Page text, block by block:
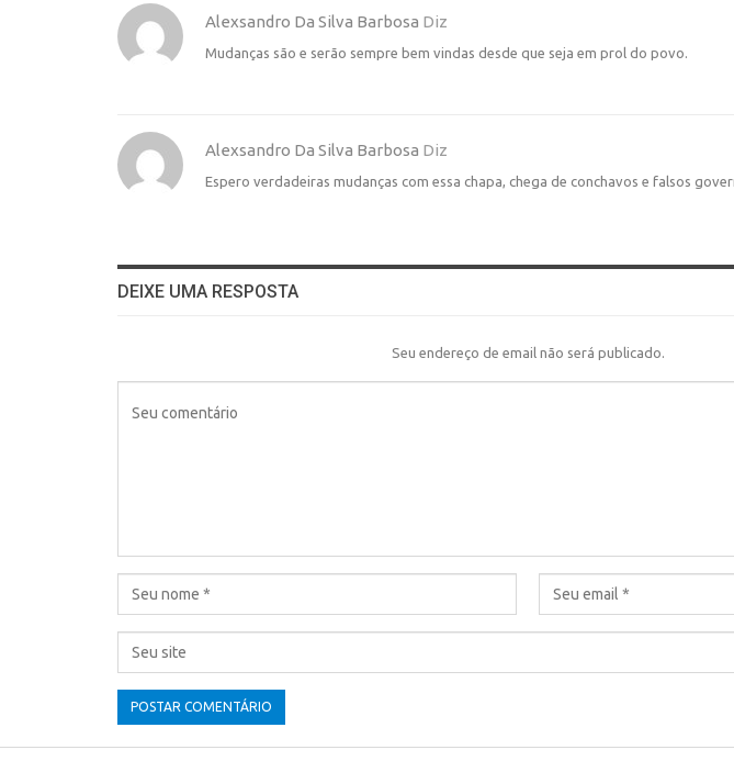
Alexsandro Da Silva Barbosa Diz
Mudanças são e serão sempre bem vindas desde que seja em prol do povo.
Alexsandro Da Silva Barbosa Diz
Espero verdadeiras mudanças com essa chapa, chega de conchavos e falsos
DEIXE UMA RESPOSTA
Seu endereço de email não será publicado.